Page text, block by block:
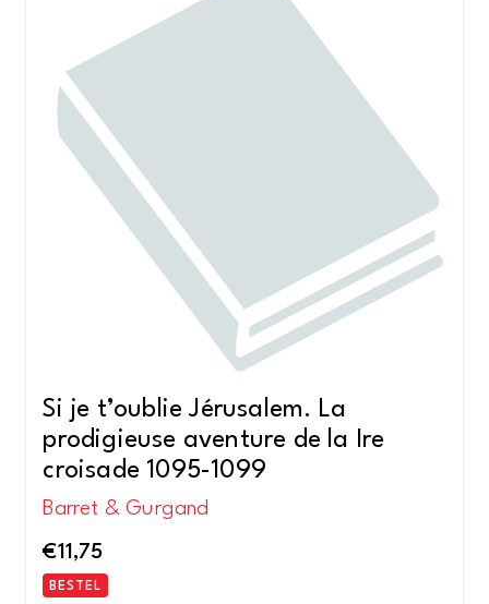
Si je t’oublie Jérusalem. La
prodigieuse aventure de la Ire
croisade 1095-1099
Barret & Gurgand
€11,75
BESTEL